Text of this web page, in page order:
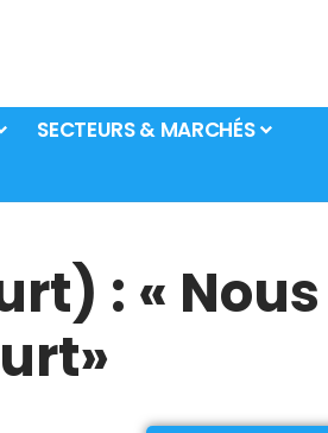
SECTEURS & MARCHÉS
: «